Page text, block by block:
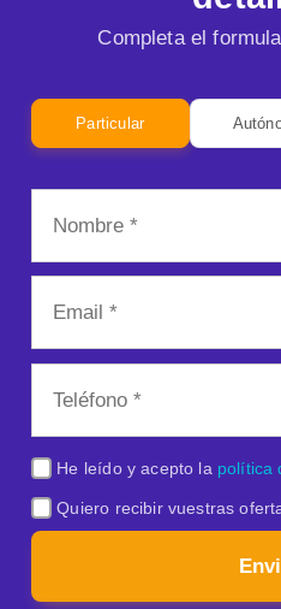
Completa el
Particular
He leído y acepto la política
Quiero recibir vuestras